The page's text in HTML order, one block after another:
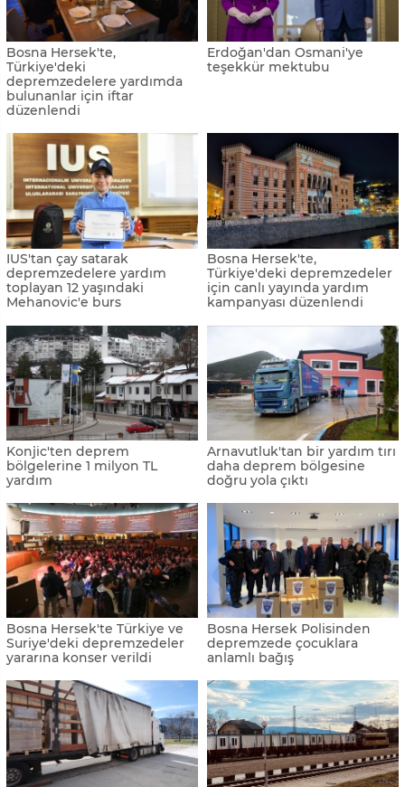
Bosna Hersek'te,
Türkiye'deki
depremzedelere yardımda
bulunanlar için iftar
düzenlendi
Erdoğan'dan Osmani'ye
teşekkür mektubu
IUS'tan çay satarak
depremzedelere yardım
toplayan 12 yaşındaki
Mehanovic'e burs
Bosna Hersek'te,
Türkiye'deki depremzedeler
için canlı yayında yardım
kampanyası düzenlendi
Konjic'ten deprem
bölgelerine 1 milyon TL
yardım
Arnavutluk'tan bir yardım tırı
daha deprem bölgesine
doğru yola çıktı
Bosna Hersek'te Türkiye ve
Suriye'deki depremzedeler
yararına konser verildi
Bosna Hersek Polisinden
depremzede çocuklara
anlamlı bağış